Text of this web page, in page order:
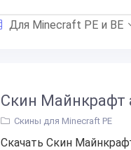
Для Minecraft PE и BE
Скин Майнкрафт
Скины для Minecraft PE
Скачать Скин